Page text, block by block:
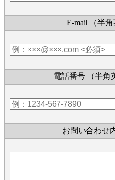
E-mail （半角
電話番号 （半角
お問い合わせ